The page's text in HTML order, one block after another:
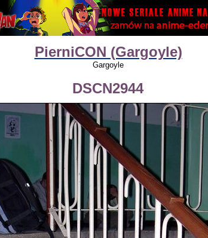
PierniCON (Gargoyle)
Gargoyle
DSCN2944